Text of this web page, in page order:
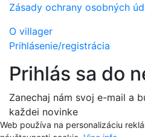
Web používa na personalizáciu
Zásady ochrany osobných
O villager
Prihlásenie/registrácia
Prihlás sa do
Zanechaj nám svoj e-mail a
každej novinke
E-mailová adresa